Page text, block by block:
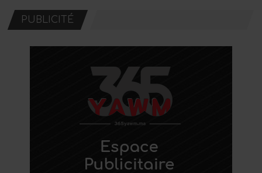
PUBLICITÉ